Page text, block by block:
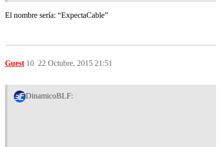
El nombre sería: “ExpectaCable”
Guest 22 Octubre, 2015 21:51
10
DinamicoBLF: